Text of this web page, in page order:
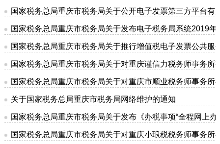
国家税务总局重庆市税务局关于公开电子发票第三方平台有
国家税务总局重庆市税务局关于发布电子税务局系统2019
国家税务总局重庆市税务局关于推行增值税电子发票公共服
国家税务总局重庆市税务局关于对重庆谨信力税务师事务所
国家税务总局重庆市税务局关于对重庆市顺业税务师事务
关于国家税务总局重庆市税务局网络维护的通知
国家税务总局重庆市税务局关于发布《办税事项“全程网上办
国家税务总局重庆市税务局关于对重庆小琅税税务师事务所